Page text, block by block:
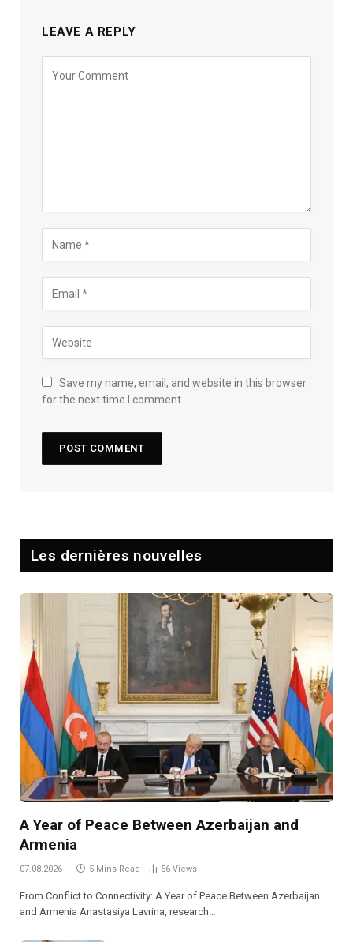
LEAVE A REPLY
Save my name, email, and website in this browser
for the next time I comment.
Les dernières nouvelles
A Year of Peace Between Azerbaijan and
Armenia
07.08.2026 5 Mins Read 56 Views
From Conflict to Connectivity: A Year of Peace Between Azerbaijan
and Armenia Anastasiya Lavrina, research…